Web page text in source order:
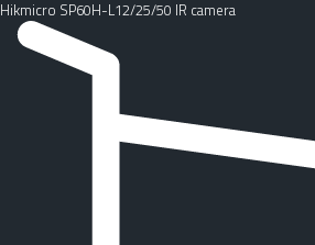
Hikmicro SP60H-L12/25/50 IR camera